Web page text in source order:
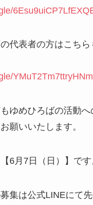
代表者の方はこちら
ゆめひろばの活動へ
願いいたします。
6月7日（日）】です
集は公式LINEにて